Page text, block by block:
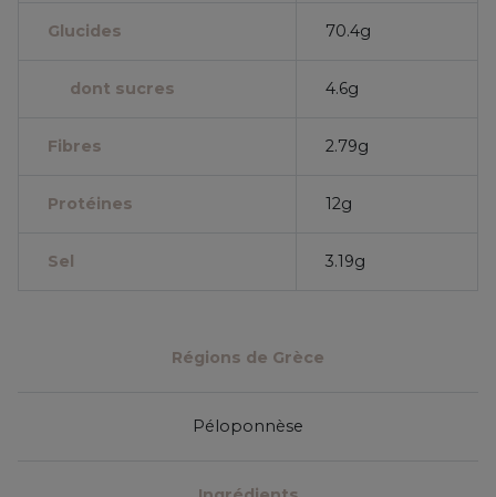
Glucides 70.4g
dont sucres 4.6g
Fibres 2.79g
Protéines 12g
Sel 3.19g
Régions de Grèce
Péloponnèse